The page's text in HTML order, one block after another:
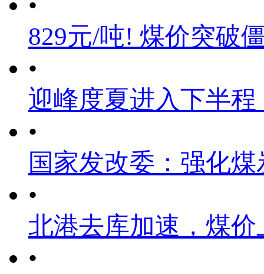
829元/吨! 煤价突破
•
迎峰度夏进入下半
•
国家发改委：强化
•
北港去库加速，煤
•